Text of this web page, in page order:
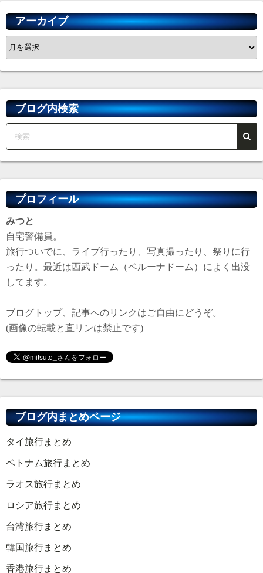
アーカイブ
ア
ー
カ
イ
ブブログ内検索
プロフィール
みつと
自宅警備員。
旅行ついでに、ライブ行ったり、写真撮ったり、祭りに行
ったり。最近は西武ドーム（ベルーナドーム）によく出没
してます。
ブログトップ、記事へのリンクはご自由にどうぞ。
(画像の転載と直リンは禁止です)
ブログ内まとめページ
タイ旅行まとめ
ベトナム旅行まとめ
ラオス旅行まとめ
ロシア旅行まとめ
台湾旅行まとめ
韓国旅行まとめ
香港旅行まとめ